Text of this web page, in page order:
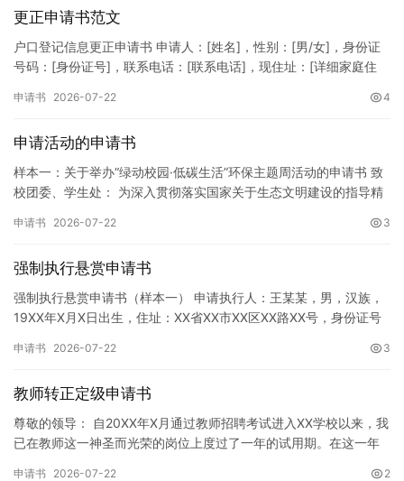
更正申请书范文
户口登记信息更正申请书 申请人：[姓名]，性别：[男/女]，身份证
号码：[身份证号]，联系电话：[联系电话]，现住址：[详细家庭住
申请书 2026-07-22 4
申请活动的申请书
样本一：关于举办“绿动校园·低碳生活”环保主题周活动的申请书 致
校团委、学生处： 为深入贯彻落实国家关于生态文明建设的指导精
申请书 2026-07-22 3
强制执行悬赏申请书
强制执行悬赏申请书（样本一） 申请执行人：王某某，男，汉族，
19XX年X月X日出生，住址：XX省XX市XX区XX路XX号，身份证号
申请书 2026-07-22 3
教师转正定级申请书
尊敬的领导： 自20XX年X月通过教师招聘考试进入XX学校以来，我
已在教师这一神圣而光荣的岗位上度过了一年的试用期。在这一年
申请书 2026-07-22 2